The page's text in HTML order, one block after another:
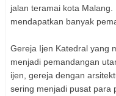
jalan teramai kota
mendapatkan banyak
Gereja Ijen Katedral yang
menjadi pemandangan
ijen, gereja dengan
sering menjadi pusat para